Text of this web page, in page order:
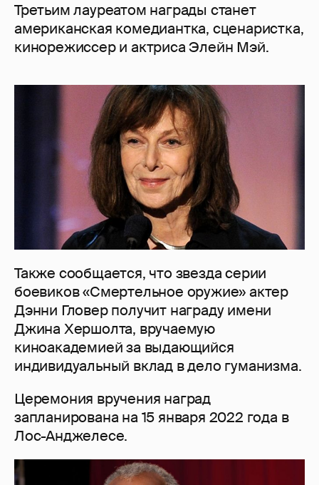
Третьим лауреатом награды станет
американская комедиантка, сценаристка,
кинорежиссер и актриса Элейн Мэй.
Также сообщается, что звезда серии
боевиков «Смертельное оружие» актер
Дэнни Гловер получит награду имени
Джина Хершолта, вручаемую
киноакадемией за выдающийся
индивидуальный вклад в дело гуманизма.
Церемония вручения наград
запланирована на 15 января 2022 года в
Лос-Анджелесе.